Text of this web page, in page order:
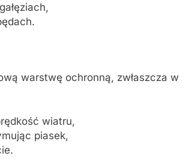
warstwę ochronną, zwłaszcza w
wiatru,
piasek,